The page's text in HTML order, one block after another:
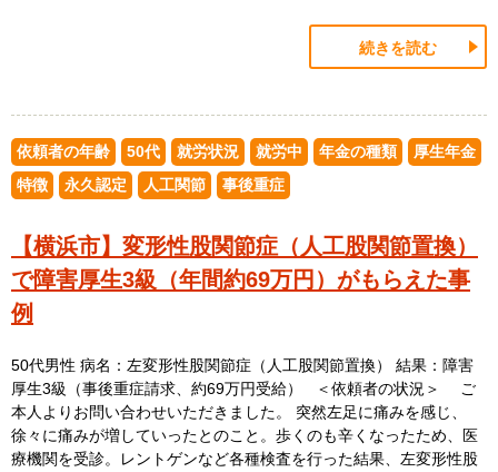
続きを読む
依頼者の年齢 50代 就労状況 就労中 年金の種類
厚生年金
特徴
永久認定 人工関節 事後重症
【横浜市】変形性股関節症（人工股関節置換）
で障害厚生3級（年間約69万円）がもらえた事
例
50代男性 病名：左変形性股関節症（人工股関節置換） 結果：障害
厚生3級（事後重症請求、約69万円受給） ＜依頼者の状況＞ ご
本人よりお問い合わせいただきました。 突然左足に痛みを感じ、
徐々に痛みが増していったとのこと。歩くのも辛くなったため、医
療機関を受診。レントゲンなど各種検査を行った結果、左変形性股